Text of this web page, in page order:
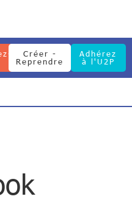
Créer -
Reprendre
Adhérez
à l'U2P
Search Button